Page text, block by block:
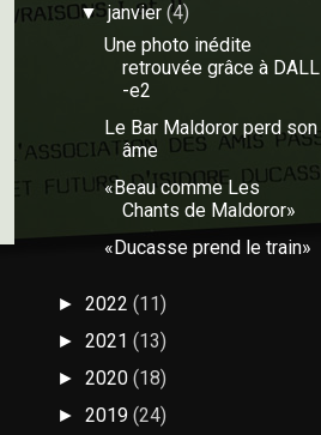
▼janvier(4)
Une photo inédite
retrouvée grâce à DALL
-e2
Le Bar Maldoror perd son
âme
«Beau comme Les
Chants de Maldoror»
«Ducasse prend le train»
► 2022 (11)
► 2021 (13)
► 2020 (18)
► 2019 (24)